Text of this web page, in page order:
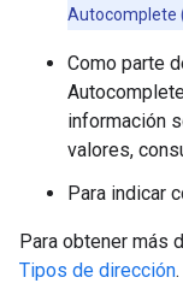
Autocomplete
Como parte
información
valores,
Para indicar
Para obtener más
Tipos de dirección.